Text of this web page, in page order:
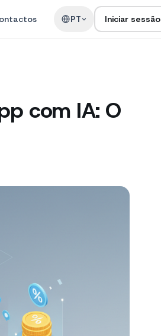
PT Iniciar sessão
com IA: O